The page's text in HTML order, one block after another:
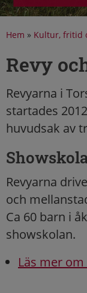
Hem » Kultur, fritid
Revy
Revyarna i
startades
huvudsak av
Revyarna
och
Ca 60 barn i
showskolan.
Läs mer om